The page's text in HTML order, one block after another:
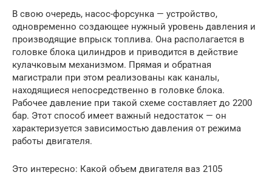
В свою очередь, насос-форсунка — устройство,
одновременно создающее нужный уровень давления и
производящие впрыск топлива. Она располагается в
головке блока цилиндров и приводится в действие
кулачковым механизмом. Прямая и обратная
магистрали при этом реализованы как каналы,
находящиеся непосредственно в головке блока.
Рабочее давление при такой схеме составляет до 2200
бар. Этот способ имеет важный недостаток — он
характеризуется зависимостью давления от режима
работы двигателя.
Это интересно: Какой объем двигателя ваз 2105